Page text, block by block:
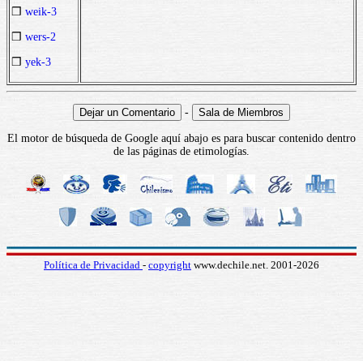
❒ weik-3
❒ wers-2
❒ yek-3
-
El motor de búsqueda de Google aquí abajo es para buscar contenido dentro
de las páginas de etimologías.
Política de Privacidad - copyright www.dechile.net. 2001-2026